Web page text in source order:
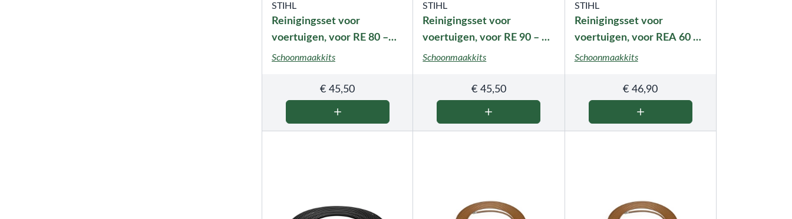
STIHL
Reinigingsset voor
voertuigen, voor RE 80 –
RE 170 PLUS, met
Schoonmaakkits
€ 45,50
STIHL
Reinigingsset voor
voertuigen, voor RE 90 – RE
130 PLUS, met
Schoonmaakkits
€45,50
STIHL
Reinigingsset voor
voertuigen, voor REA 60 –
100 PLUS, met
Schoonmaakkits
€ 46,90